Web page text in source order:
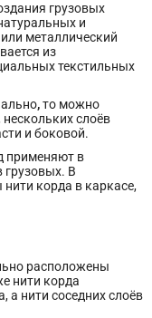
грузовых
и
металлический
из
текстильных
,то можно
слоёв
и боковой.
применяют в
грузовых. В
корда в каркасе,
расположены
нити корда
а нити соседних слоёв